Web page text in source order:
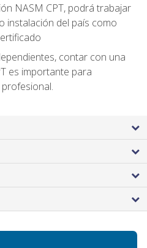
NASM CPT, podrá trabajar
instalación del país como
contar con una
es importante para